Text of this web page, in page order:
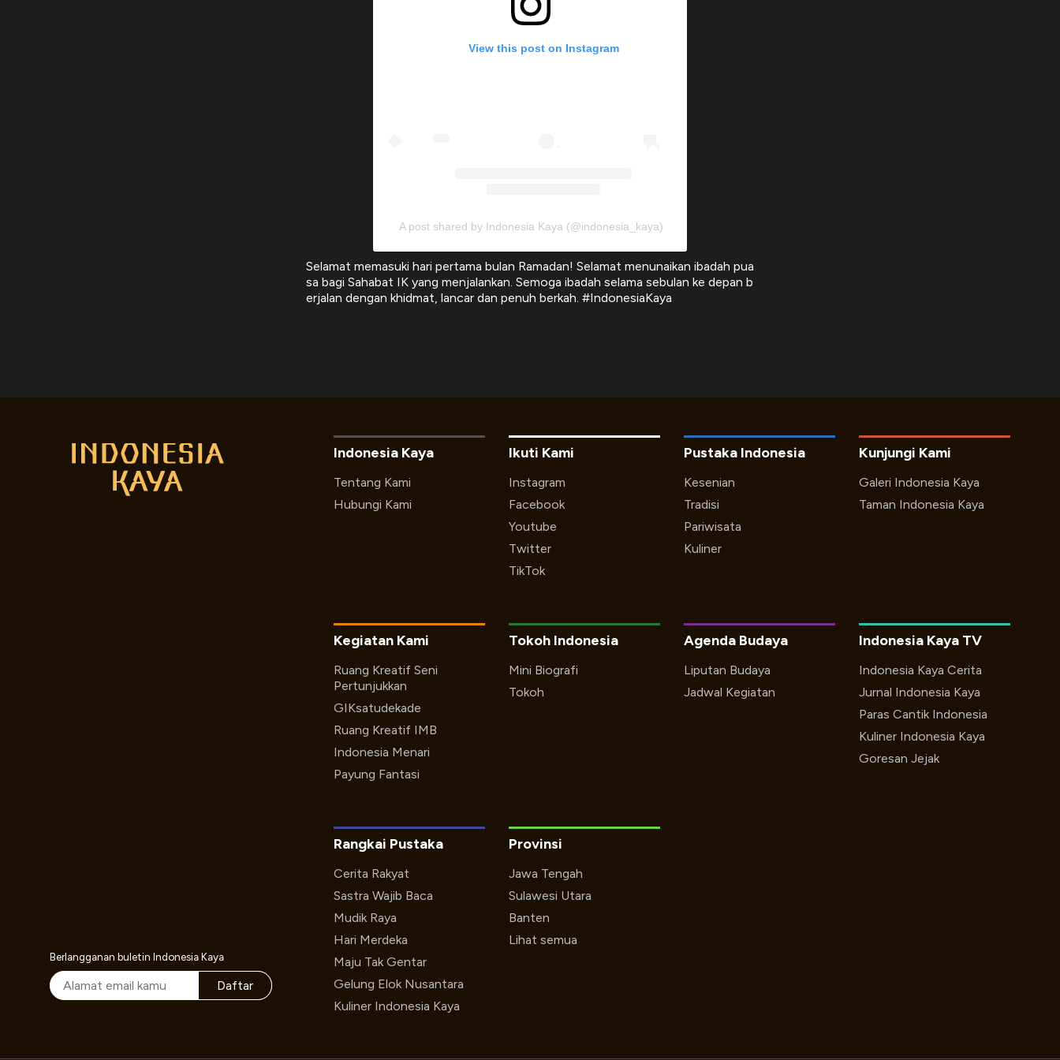
View this post on Instagram
A post shared by Indonesia Kaya (@indonesia_kaya)
Selamat memasuki hari pertama bulan Ramadan! Selamat menunaikan ibadah pua
sa bagi Sahabat IK yang menjalankan. Semoga ibadah selama sebulan ke depan b
erjalan dengan khidmat, lancar dan penuh berkah. #IndonesiaKaya
Indonesia Kaya
Tentang Kami
Hubungi Kami
Ikuti Kami
Instagram
Facebook
Youtube
Twitter
TikTok
Kegiatan Kami
Ruang Kreatif Seni
Pertunjukkan
GIKsatudekade
Ruang Kreatif IMB
Indonesia Menari
Payung Fantasi
Kunjungi Kami
Galeri Indonesia Kaya
Taman Indonesia Kaya
Pustaka Indonesia
Kesenian
Tradisi
Pariwisata
Kuliner
Tokoh Indonesia
Mini Biografi
Tokoh
Indonesia Kaya TV
Indonesia Kaya Cerita
Jurnal Indonesia Kaya
Paras Cantik Indonesia
Kuliner Indonesia Kaya
Goresan Jejak
Agenda Budaya
Liputan Budaya
Jadwal Kegiatan
Rangkai Pustaka
Cerita Rakyat
Sastra Wajib Baca
Mudik Raya
Hari Merdeka
Maju Tak Gentar
Gelung Elok Nusantara
Kuliner Indonesia Kaya
Provinsi
Jawa Tengah
Sulawesi Utara
Banten
Lihat semua
Berlangganan buletin Indonesia Kaya
Daftar